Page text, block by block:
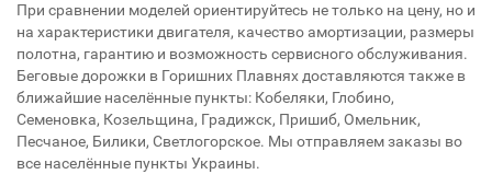
При сравнении моделей ориентируйтесь не только на цену, но и
на характеристики двигателя, качество амортизации, размеры
полотна, гарантию и возможность сервисного обслуживания.
Беговые дорожки в Горишних Плавнях доставляются также в
ближайшие населённые пункты: Кобеляки, Глобино,
Семеновка, Козельщина, Градижск, Пришиб, Омельник,
Песчаное, Билики, Светлогорское. Мы отправляем заказы во
все населённые пункты Украины.